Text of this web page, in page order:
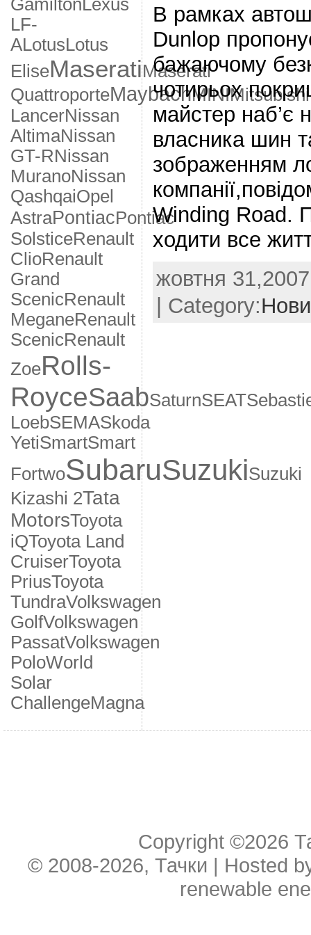
GamiltonLexus
LF-
ALotusLotus
EliseMaseratiMaserati
QuattroporteMaybachMINIMitsubishi
LancerNissan
AltimaNissan
GT-RNissan
MuranoNissan
QashqaiOpel
AstraPontiacPontiac
SolsticeRenault
ClioRenault
Grand
ScenicRenault
MeganeRenault
ScenicRenault
ZoeRolls-
RoyceSaabSaturnSEAT
LoebSEMASkoda
YetiSmartSmart
FortwoSubaruSuzukiSuzuki
Kizashi 2Tata
MotorsToyota
iQToyota Land
CruiserToyota
PriusToyota
TundraVolkswagen
GolfVolkswagen
PassatVolkswagen
PoloWorld
Solar
ChallengeМagna
В рамках
Dunlop
бажаючому
чотирьох
майстер наб’є
власника шин
зображенням
Winding Road.
ходити все
жовтня
| Category:
Copyright ©2026
© 2008-2026, Тачки | Hosted
renewable